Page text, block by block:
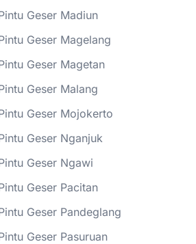
Geser Madiun
Geser Magelang
Geser Magetan
Geser Malang
Geser Mojokerto
Geser Nganjuk
Geser Ngawi
Geser Pacitan
Geser Pandeglang
Geser Pasuruan